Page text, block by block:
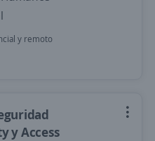
y remoto
y Access